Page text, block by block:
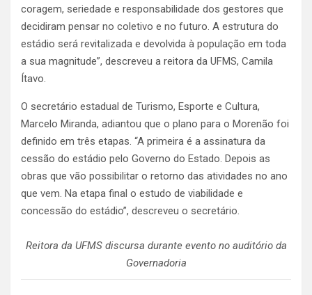
coragem, seriedade e responsabilidade dos gestores que
decidiram pensar no coletivo e no futuro. A estrutura do
estádio será revitalizada e devolvida à população em toda
a sua magnitude”, descreveu a reitora da UFMS, Camila
Ítavo.
O secretário estadual de Turismo, Esporte e Cultura,
Marcelo Miranda, adiantou que o plano para o Morenão foi
definido em três etapas. “A primeira é a assinatura da
cessão do estádio pelo Governo do Estado. Depois as
obras que vão possibilitar o retorno das atividades no ano
que vem. Na etapa final o estudo de viabilidade e
concessão do estádio”, descreveu o secretário.
Reitora da UFMS discursa durante evento no auditório da
Governadoria